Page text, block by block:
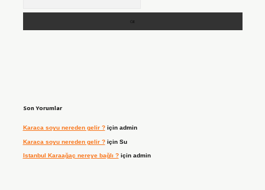
Son Yorumlar
Karaca soyu nereden gelir ?için admin
Karaca soyu nereden gelir ?için Su
Istanbul Karaağaç nereye bağlı ?için admin